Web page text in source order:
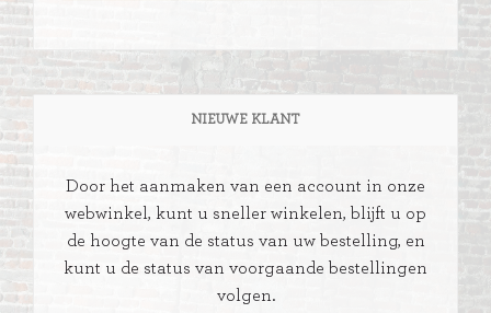
NIEUWE KLANT
Door het aanmaken van een account in onze
webwinkel, kunt u sneller winkelen, blijft u op
de hoogte van de status van uw bestelling, en
kunt u de status van voorgaande bestellingen
volgen.